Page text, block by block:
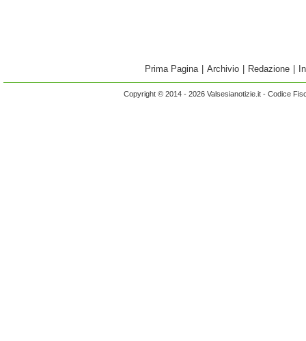
Prima Pagina Archivio Redazione
Copyright © 2014 - 2026 Valsesianotizie.it - Codice